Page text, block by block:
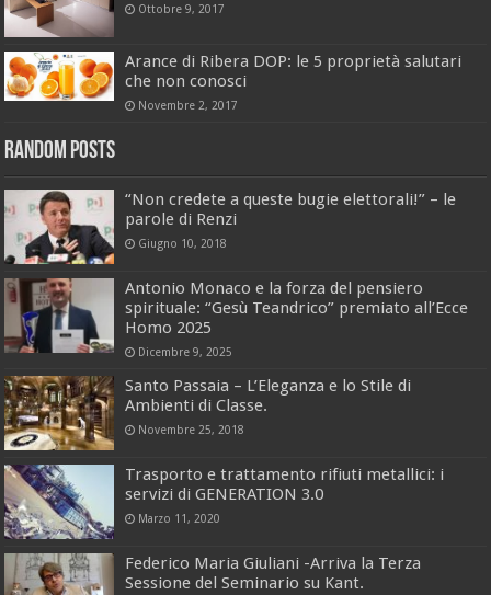
Ottobre 9, 2017
Arance di Ribera DOP: le 5 proprietà salutari
che non conosci
Novembre 2, 2017
Random Posts
“Non credete a queste bugie elettorali!” – le
parole di Renzi
Giugno 10, 2018
Antonio Monaco e la forza del pensiero
spirituale: “Gesù Teandrico” premiato all’Ecce
Homo 2025
Dicembre 9, 2025
Santo Passaia – L’Eleganza e lo Stile di
Ambienti di Classe.
Novembre 25, 2018
Trasporto e trattamento rifiuti metallici: i
servizi di GENERATION 3.0
Marzo 11, 2020
Federico Maria Giuliani -Arriva la Terza
Sessione del Seminario su Kant.